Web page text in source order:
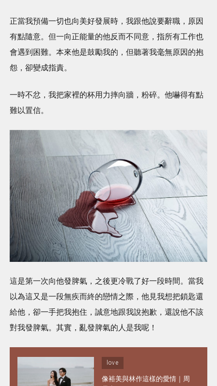
正當我預備一切也向美好發展時，我跟他說要辭職，原因
有點隨意。但一向正能量的他反而不同意，指所有工作也
會遇到困難。本來他是鼓勵我的，但聽著我毫無原因的抱
怨，卻變成指責。
一時不忿，我把家裡的杯用力摔向牆，粉碎。他嚇得有點
難以置信。
這是第一次向他發脾氣，之後更冷戰了好一段時間。當我
以為這又是一段無疾而終的戀情之際，他見我想把鎖匙還
給他，卻一手把我抱住，誠意地跟我說抱歉，還說他不該
對我發脾氣。其實，亂發脾氣的人是我呢！
love
像裕美與林作這樣的愛情｜周